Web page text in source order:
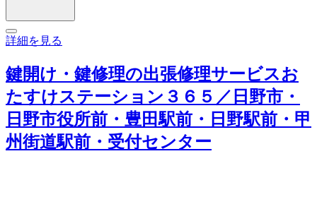
詳細を見る
鍵開け・鍵修理の出張修理サービスお
たすけステーション３６５／日野市・
日野市役所前・豊田駅前・日野駅前・甲
州街道駅前・受付センター